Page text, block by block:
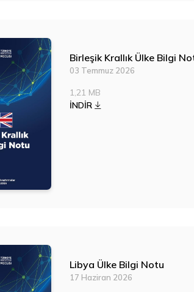
Birleşik Krallık Ülke Bilgi
03 Temmuz 2026
1,21 MB
İNDİR
Libya Ülke Bilgi Notu
17 Haziran 2026